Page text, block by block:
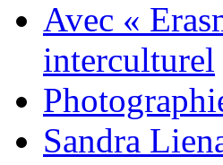
Avec «
interculturel
Sandra